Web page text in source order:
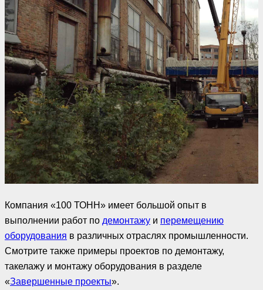
Компания «100 ТОНН» имеет большой опыт в
выполнении работ по демонтажу и перемещению
оборудования в различных отраслях промышленности.
Смотрите также примеры проектов по демонтажу,
такелажу и монтажу оборудования в разделе
«Завершенные проекты».